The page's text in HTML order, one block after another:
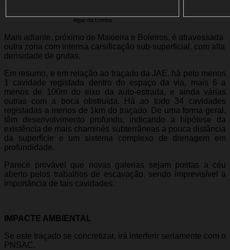
Algar da Lomba
Mais adiante, próximo de Maxieira e Boleiros, é atravessada
outra zona com intensa carsificação sub-superficial, com alta
densidade de grutas.
Em resumo, e em relação ao traçado da JAE, há pelo menos
1 cavidade registada dentro do espaço da via, mais 6 a
menos de 100m do eixo da auto-estrada, e ainda várias
outras com a boca obstruída. Há ao todo 34 cavidades
registadas a menos de 1km do traçado. De uma forma geral,
têm desenvolvimento profundo, indicando a hipótese da
existência de mais chaminés subterrâneas a pouca distância
da superfície e um sistema complexo de drenagem em
profundidade.
Parece provável que novas galerias sejam postas a céu
aberto pelos trabalhos de escavação, sendo imprevisível a
importância de tais cavidades.
IMPACTE AMBIENTAL
Se este traçado se concretizar, irá interferir seriamente com o
PNSAC.